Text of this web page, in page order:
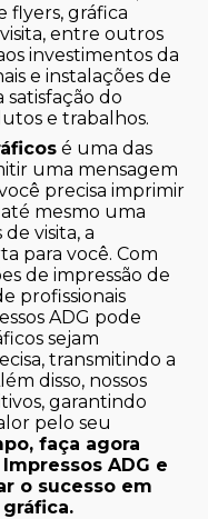
flyers, gráfica
entre outros
investimentos da
e instalações de
do
e trabalhos.
é uma das
uma mensagem
precisa imprimir
mesmo uma
visita, a
para você. Com
de impressão de
profissionais
ADG pode
sejam
transmitindo a
disso, nossos
garantindo
pelo seu
faça agora
ADG e
o sucesso em